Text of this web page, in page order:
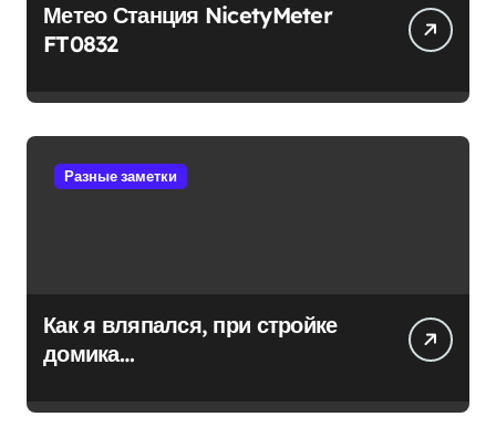
Метео Станция NicetyMeter
FT0832
Разные заметки
Как я вляпался, при стройке
домика…